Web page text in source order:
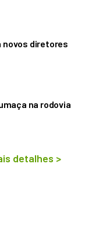
novos diretores
na rodovia
detalhes >